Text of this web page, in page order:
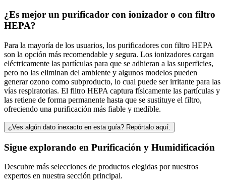
¿Es mejor un purificador con ionizador o con filtro
HEPA?
Para la mayoría de los usuarios, los purificadores con filtro HEPA
son la opción más recomendable y segura. Los ionizadores cargan
eléctricamente las partículas para que se adhieran a las superficies,
pero no las eliminan del ambiente y algunos modelos pueden
generar ozono como subproducto, lo cual puede ser irritante para las
vías respiratorias. El filtro HEPA captura físicamente las partículas y
las retiene de forma permanente hasta que se sustituye el filtro,
ofreciendo una purificación más fiable y medible.
¿Ves algún dato inexacto en esta guía? Repórtalo aquí.
Sigue explorando en Purificación y Humidificación
Descubre más selecciones de productos elegidas por nuestros
expertos en nuestra sección principal.